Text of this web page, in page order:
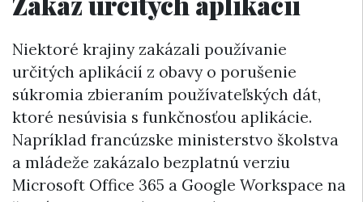
Niektoré krajiny zakázali používanie
určitých aplikácií z obavy o porušenie
súkromia zbieraním používateľských dát,
ktoré nesúvisia s funkčnosťou aplikácie.
Napríklad francúzske ministerstvo školstva
a mládeže zakázalo bezplatnú verziu
Microsoft Office 365 a Google Workspace na